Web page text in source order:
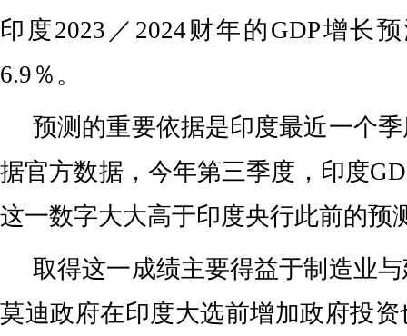
印度2023／2024财年的GDP增长
6.9％。
预测的重要依据是印度最近一个
据官方数据，今年第三季度，印度
这一数字大大高于印度央行此前的预
取得这一成绩主要得益于制造业
莫迪政府在印度大选前增加政府投